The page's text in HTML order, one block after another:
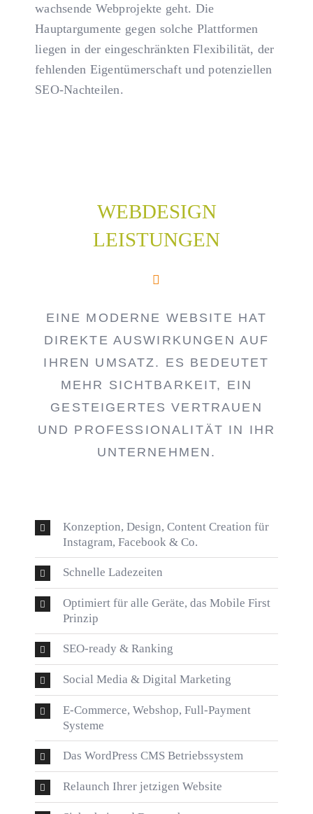
wachsende Webprojekte geht. Die
Hauptargumente gegen solche Plattformen
liegen in der eingeschränkten Flexibilität, der
fehlenden Eigentümerschaft und potenziellen
SEO-Nachteilen.
WEBDESIGN
LEISTUNGEN
EINE MODERNE WEBSITE HAT
DIREKTE AUSWIRKUNGEN AUF
IHREN UMSATZ. ES BEDEUTET
MEHR SICHTBARKEIT, EIN
GESTEIGERTES VERTRAUEN
UND PROFESSIONALITÄT IN IHR
UNTERNEHMEN.
Konzeption, Design, Content Creation für
Instagram, Facebook & Co.
Schnelle Ladezeiten
Optimiert für alle Geräte, das Mobile First
Prinzip
SEO-ready & Ranking
Social Media & Digital Marketing
E-Commerce, Webshop, Full-Payment
Systeme
Das WordPress CMS Betriebssystem
Relaunch Ihrer jetzigen Website